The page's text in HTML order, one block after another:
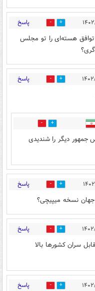
1 پاسخ
توافق هسته‌ای را تو مجلس
3 پاسخ
0
جمهور دیگر را شندیدی
3 پاسخ
جهان نسخه میپیچی؟
5 پاسخ
سران کشورها بالا
5 پاسخ